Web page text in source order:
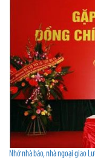
Nhớ nhà báo, nhà ngoại giao